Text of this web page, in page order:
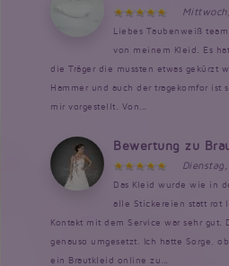
Liebes Taubenweiß
von meinem Kleid. Es
die Träger die mussten etwas gekürzt
Hammer und auch der tragekomfor ist
mir vorgestellt. Von...
Bewertung zu
Das Kleid wurde wie in
alle Stickereien statt rot
Kontakt mit dem Service war sehr gut.
genauso umgesetzt. Ich hatte Sorge,
ein Brautkleid online zu...